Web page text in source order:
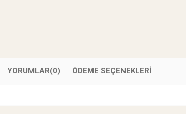
YORUMLAR(0) ÖDEME SEÇENEKLERI